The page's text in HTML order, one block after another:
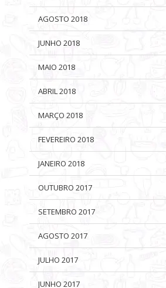
AGOSTO 2018
JUNHO 2018
MAIO 2018
ABRIL 2018
MARÇO 2018
FEVEREIRO 2018
JANEIRO 2018
OUTUBRO 2017
SETEMBRO 2017
AGOSTO 2017
JULHO 2017
JUNHO 2017